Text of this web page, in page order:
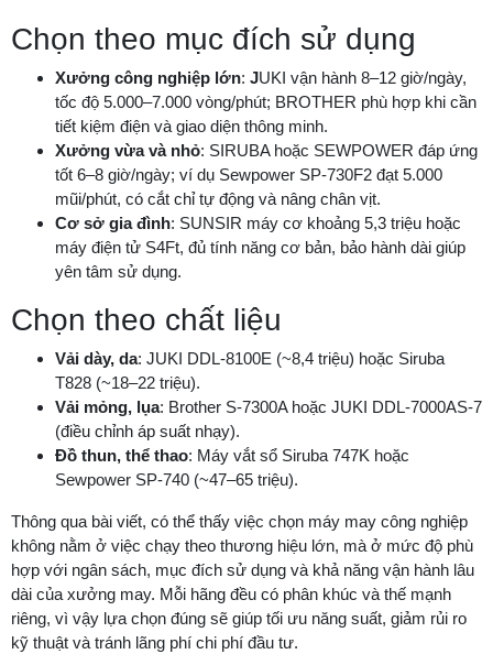
Chọn theo mục đích sử dụng
Xưởng công nghiệp lớn: JUKI vận hành 8–12 giờ/ngày,
tốc độ 5.000–7.000 vòng/phút; BROTHER phù hợp khi cần
tiết kiệm điện và giao diện thông minh.
Xưởng vừa và nhỏ: SIRUBA hoặc SEWPOWER đáp ứng
tốt 6–8 giờ/ngày; ví dụ Sewpower SP-730F2 đạt 5.000
mũi/phút, có cắt chỉ tự động và nâng chân vịt.
Cơ sở gia đình: SUNSIR máy cơ khoảng 5,3 triệu hoặc
máy điện tử S4Ft, đủ tính năng cơ bản, bảo hành dài giúp
yên tâm sử dụng.
Chọn theo chất liệu
Vải dày, da: JUKI DDL-8100E (~8,4 triệu) hoặc Siruba
T828 (~18–22 triệu).
Vải mỏng, lụa: Brother S-7300A hoặc JUKI DDL-7000AS-7
(điều chỉnh áp suất nhạy).
Đồ thun, thể thao: Máy vắt sổ Siruba 747K hoặc
Sewpower SP-740 (~47–65 triệu).
Thông qua bài viết, có thể thấy việc chọn máy may công nghiệp
không nằm ở việc chạy theo thương hiệu lớn, mà ở mức độ phù
hợp với ngân sách, mục đích sử dụng và khả năng vận hành lâu
dài của xưởng may. Mỗi hãng đều có phân khúc và thế mạnh
riêng, vì vậy lựa chọn đúng sẽ giúp tối ưu năng suất, giảm rủi ro
kỹ thuật và tránh lãng phí chi phí đầu tư.